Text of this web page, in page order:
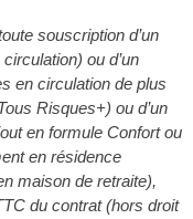
souscription d’un
ou d’un
en circulation de plus
Risques+) ou d’un
en formule Confort ou
en résidence
maison de retraite),
du contrat (hors droit